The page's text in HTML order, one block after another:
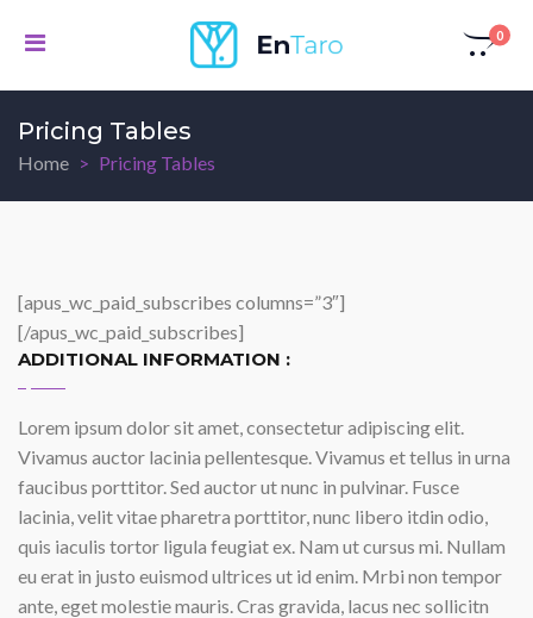
0
Pricing Tables
Home Pricing Tables
[apus_wc_paid_subscribes columns=”3″]
[/apus_wc_paid_subscribes]
ADDITIONAL INFORMATION :
Lorem ipsum dolor sit amet, consectetur adipiscing elit.
Vivamus auctor lacinia pellentesque. Vivamus et tellus in urna
faucibus porttitor. Sed auctor ut nunc in pulvinar. Fusce
lacinia, velit vitae pharetra porttitor, nunc libero itdin odio,
quis iaculis tortor ligula feugiat ex. Nam ut cursus mi. Nullam
eu erat in justo euismod ultrices ut id enim. Mrbi non tempor
ante, eget molestie mauris. Cras gravida, lacus nec sollicitn